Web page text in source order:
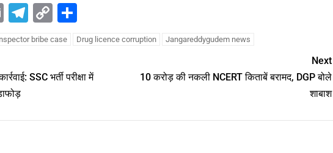
EmailTelegram
Copy
Link
Share
bribe case Drug licence corruption Jangareddygudem news
SSC भर्ती परीक्षा में
Next
10 करोड़ की नकली NCERT किताबें बरामद, DGP बोले
शाबाश